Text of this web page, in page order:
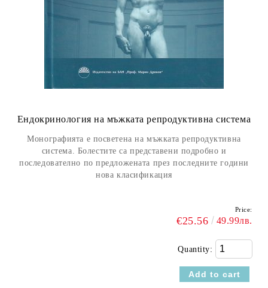
Ендокринология на мъжката репродуктивна система
Монографията е посветена на мъжката репродуктивна
система. Болестите са представени подробно и
последователно по предложената през последните години
нова класификация
Price:
€25.56 49.99лв.
Quantity: